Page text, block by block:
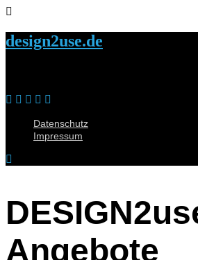
design2use.de
Datenschutz
Impressum
Angebote